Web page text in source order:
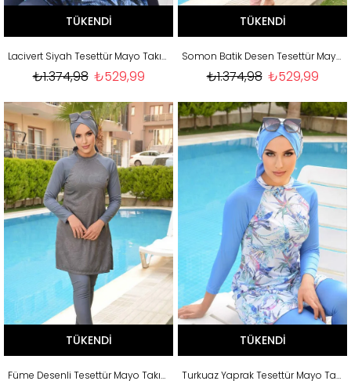
TÜKENDI
Lacivert Siyah Tesettür Mayo Takım
₺529,99
₺1.374,98
TÜKENDI
Somon Batik Desen Tesettür Mayo Takım
₺529,99
₺1.374,98
TÜKENDI
Füme Desenli Tesettür Mayo Takım
TÜKENDI
Turkuaz Yaprak Tesettür Mayo Takım